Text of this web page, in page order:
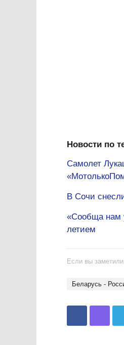
Новости по
Самолет
В Сочи
«Сообща нам
летием
Если вы
Беларусь -